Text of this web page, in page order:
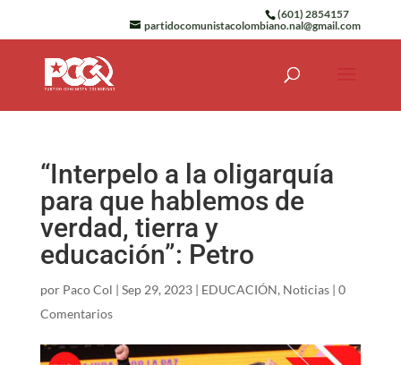
(601) 2854157
partidocomunistacolombiano.nal@gmail.com
“Interpelo a la oligarquía
para que hablemos de
verdad, tierra y
educación”: Petro
por Paco Col | Sep 29, 2023| EDUCACIÓN, Noticias| 0
Comentarios